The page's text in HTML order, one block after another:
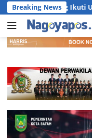
Langsung
ke
konten
Breaking News
Barelang Ikuti Ujian